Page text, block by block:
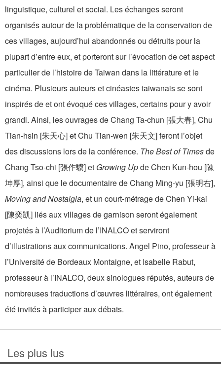
linguistique, culturel et social. Les échanges seront
organisés autour de la problématique de la conservation de
ces villages, aujourd’hui abandonnés ou détruits pour la
plupart d’entre eux, et porteront sur l’évocation de cet aspect
particulier de l’histoire de Taiwan dans la littérature et le
cinéma. Plusieurs auteurs et cinéastes taiwanais se sont
inspirés de et ont évoqué ces villages, certains pour y avoir
grandi. Ainsi, les ouvrages de Chang Ta-chun [張大春], Chu
Tian-hsin [朱天心] et Chu Tian-wen [朱天文] feront l’objet
des discussions lors de la conférence. The Best of Timesde
Chang Tso-chi [張作驥] et Growing Upde Chen Kun-hou [陳
坤厚], ainsi que le documentaire de Chang Ming-yu [張明右],
Moving and Nostalgia, et un court-métrage de Chen Yi-kai
[陳奕凱] liés aux villages de garnison seront également
projetés à l’Auditorium de l’INALCO et serviront
d’illustrations aux communications. Angel Pino, professeur à
l’Université de Bordeaux Montaigne, et Isabelle Rabut,
professeur à l’INALCO, deux sinologues réputés, auteurs de
nombreuses traductions d’œuvres littéraires, ont également
été invités à participer aux débats.
Les plus lus